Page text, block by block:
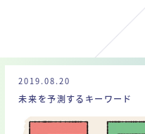
2019.08.20
未来を予測するキーワード